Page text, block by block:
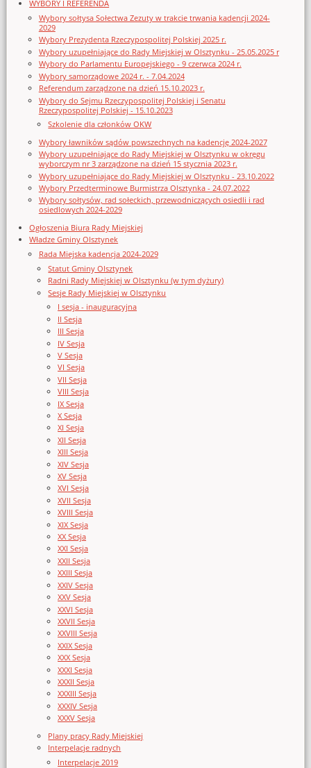
WYBORY I REFERENDA
Wybory sołtysa Sołectwa Zezuty w trakcie trwania kadencji 2024-
2029
Wybory Prezydenta Rzeczypospolitej Polskiej 2025 r.
Wybory uzupełniające do Rady Miejskiej w Olsztynku - 25.05.2025 r
Wybory do Parlamentu Europejskiego - 9 czerwca 2024 r.
Wybory samorządowe 2024 r. - 7.04.2024
Referendum zarządzone na dzień 15.10.2023 r.
Wybory do Sejmu Rzeczypospolitej Polskiej i Senatu
Rzeczypospolitej Polskiej - 15.10.2023
Szkolenie dla członków OKW
Wybory ławników sądów powszechnych na kadencję 2024-2027
Wybory uzupełniające do Rady Miejskiej w Olsztynku w okręgu
wyborczym nr 3 zarządzone na dzień 15 stycznia 2023 r.
Wybory uzupełniające do Rady Miejskiej w Olsztynku - 23.10.2022
Wybory Przedterminowe Burmistrza Olsztynka - 24.07.2022
Wybory sołtysów, rad sołeckich, przewodniczących osiedli i rad
osiedlowych 2024-2029
Ogłoszenia Biura Rady Miejskiej
Władze Gminy Olsztynek
Rada Miejska kadencja 2024-2029
Statut Gminy Olsztynek
Radni Rady Miejskiej w Olsztynku (w tym dyżury)
Sesje Rady Miejskiej w Olsztynku
I sesja - inauguracyjna
II Sesja
III Sesja
IV Sesja
V Sesja
VI Sesja
VII Sesja
VIII Sesja
IX Sesja
X Sesja
XI Sesja
XII Sesja
XIII Sesja
XIV Sesja
XV Sesja
XVI Sesja
XVII Sesja
XVIII Sesja
XIX Sesja
XX Sesja
XXI Sesja
XXII Sesja
XXIII Sesja
XXIV Sesja
XXV Sesja
XXVI Sesja
XXVII Sesja
XXVIII Sesja
XXIX Sesja
XXX Sesja
XXXI Sesja
XXXII Sesja
XXXIII Sesja
XXXIV Sesja
XXXV Sesja
Plany pracy Rady Miejskiej
Interpelacje radnych
Interpelacje 2019